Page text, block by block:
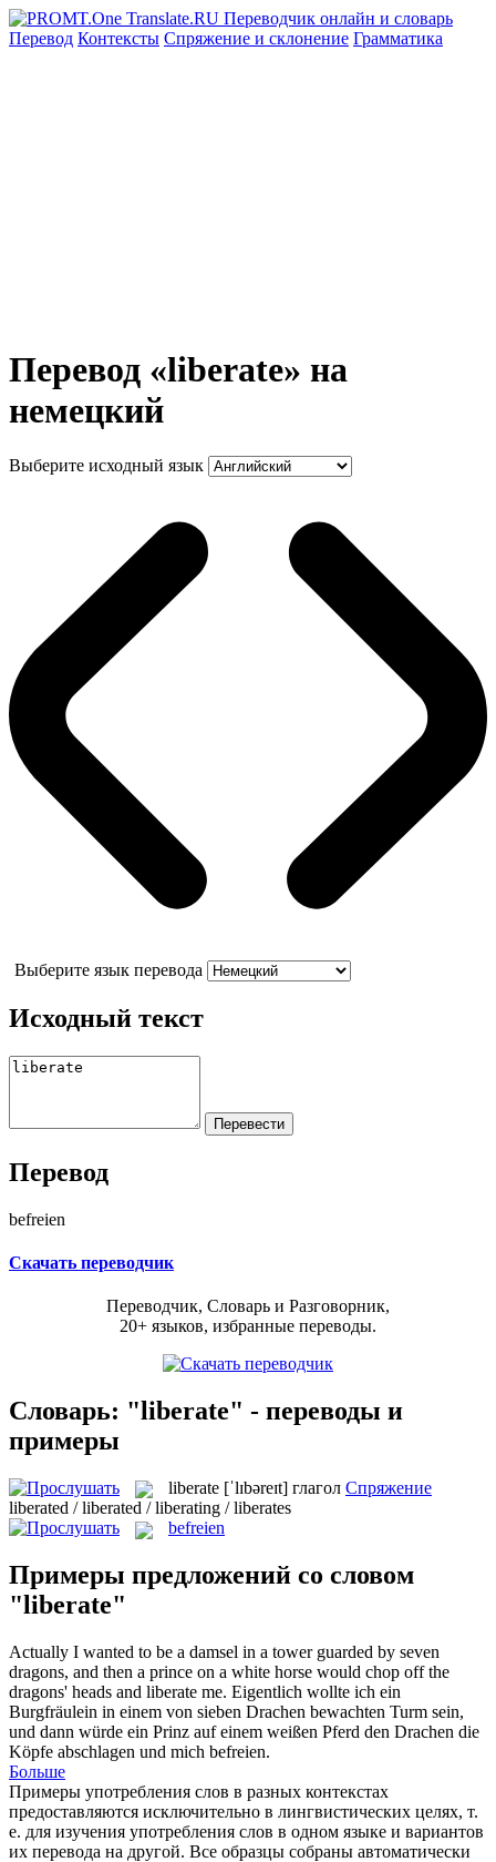
Перевод Контексты Спряжение и склонение Грамматика
Перевод «liberate» на
немецкий
Выберите исходный язык
Выберите язык перевода
Исходный текст
Перевод
befreien
Скачать переводчик
Переводчик, Словарь и Разговорник,
20+ языков, избранные переводы.
Словарь: "liberate" - переводы и
примеры
liberate [ˈlɪbəreɪt] глагол Спряжение
liberated / liberated / liberating / liberates
befreien
Примеры предложений со словом
"liberate"
Actually I wanted to be a damsel in a tower guarded by seven
dragons, and then a prince on a white horse would chop off the
dragons' heads and liberate me. Eigentlich wollte ich ein
Burgfräulein in einem von sieben Drachen bewachten Turm sein,
und dann würde ein Prinz auf einem weißen Pferd den Drachen die
Köpfe abschlagen und mich befreien.
Больше
Примеры употребления слов в разных контекстах
предоставляются исключительно в лингвистических целях, т.
е. для изучения употребления слов в одном языке и вариантов
их перевода на другой. Все образцы собраны автоматически